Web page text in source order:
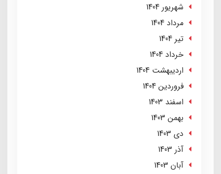
شهریور 1404
مرداد 1404
تير 1404
خرداد 1404
ارديبهشت 1404
فروردین 1404
اسفند 1403
بهمن 1403
دی 1403
آذر 1403
آبان 1403